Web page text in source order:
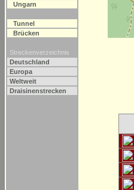
Ungarn
Tunnel
Brücken
Streckenverzeichnis
Deutschland
Europa
Weltweit
Draisinenstrecken